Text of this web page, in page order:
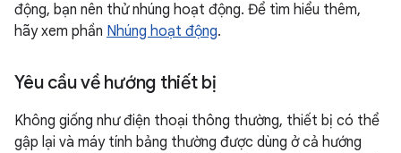
động, bạn nên thử nhúng hoạt động. Để tìm hiểu thêm,
hãy xem phần Nhúng hoạt động.
Yêu cầu về hướng thiết bị
Không giống như điện thoại thông thường, thiết bị có thể
gập lại và máy tính bảng thường được dùng ở cả hướng